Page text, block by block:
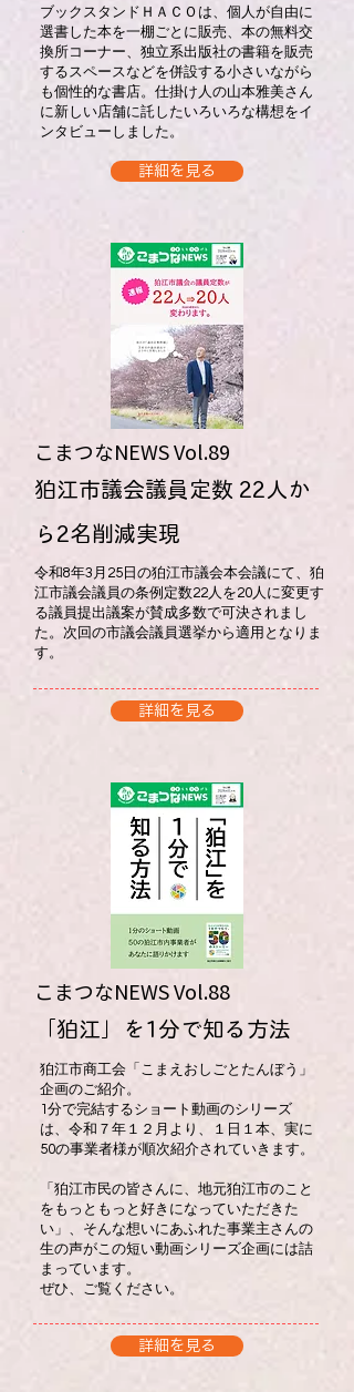
ブックスタンドＨＡＣＯは、個人が自由に
選書した本を一棚ごとに販売、本の無料交
換所コーナー、独立系出版社の書籍を販売
するスペースなどを併設する小さいながら
も個性的な書店。仕掛け人の山本雅美さん
に新しい店舗に託したいろいろな構想をイ
ンタビューしました。
詳細を見る
こまつなNEWS ​Vol.89
​狛江市議会議員定数 22人か
ら2名削減実現
令和8年3月25日の狛江市議会本会議にて、狛
江市議会議員の条例定数22人を20人に変更す
る議員提出議案が賛成多数で可決されまし
た。次回の市議会議員選挙から適用となりま
す。
詳細を見る
こまつなNEWS ​Vol.88
​「狛江」を1分で知る方法
狛江市商工会「こまえおしごとたんぼう」
企画のご紹介。
1分で完結するショート動画のシリーズ
は、令和７年１２月より、１日１本、実に
50の事業者様が順次紹介されていきます。
「狛江市民の皆さんに、地元狛江市のこと
をもっともっと好きになっていただきた
い」、そんな想いにあふれた事業主さんの
生の声がこの短い動画シリーズ企画には詰
まっています。
​ぜひ、ご覧ください。
詳細を見る